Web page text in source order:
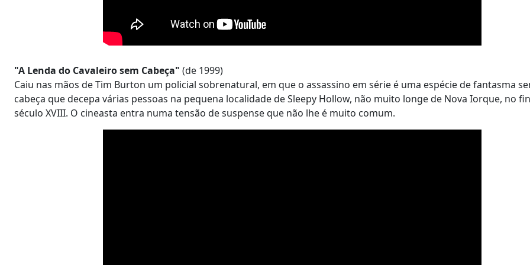
"A Lenda do Cavaleiro sem Cabeça" (de 1999)
Caiu nas mãos de Tim Burton um policial sobrenatural, em que o assassino em série é uma espécie de fantasma
cabeça que decepa várias pessoas na pequena localidade de Sleepy Hollow, não muito longe de Nova Iorque, no
século XVIII. O cineasta entra numa tensão de suspense que não lhe é muito comum.